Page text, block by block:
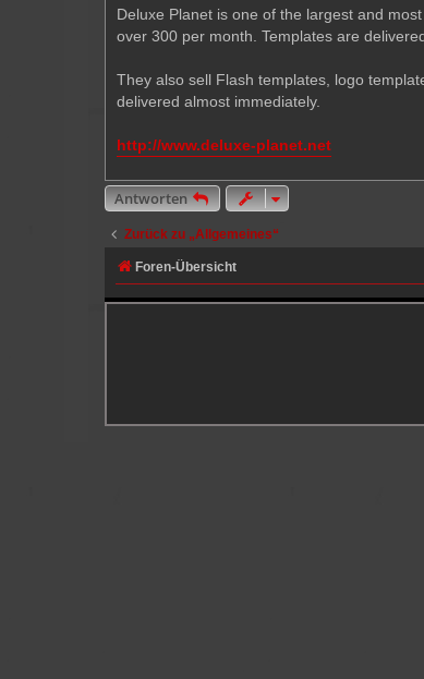
i
t
r
Deluxe Planet is one of the largest and
over 300 per month. Templates are
They also sell Flash templates, logo
delivered almost immediately.
http://www.deluxe-planet.net
Antworten
Zurück zu „Allgemeines“
Foren-Übersicht